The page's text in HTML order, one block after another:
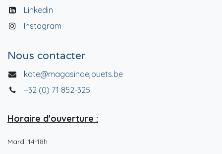
Linkedin
Instagram
Nous contacter
kate@magasindejouets.be
+32 (0) 71 852-325
Horaire d'ouverture :
Mardi 14-18h